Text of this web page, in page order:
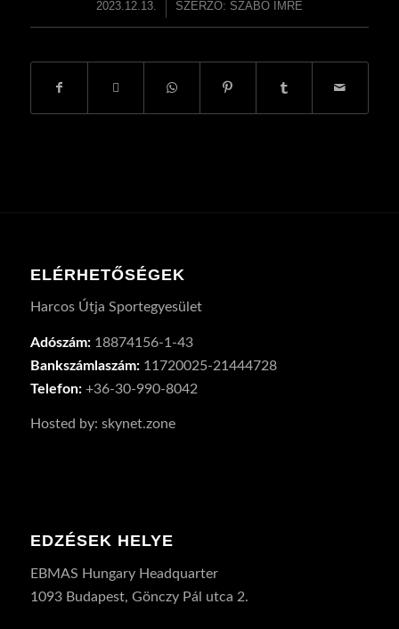
2023.12.13.
/ SZERZŐ: SZABÓ IMRE
ELÉRHETŐSÉGEK
Harcos Útja Sportegyesület
Adószám:18874156-1-43
Bankszámlaszám:11720025-21444728
Telefon:+36-30-990-8042
Hosted by: skynet.zone
EDZÉSEK HELYE
EBMAS Hungary Headquarter
1093 Budapest, Gönczy Pál utca 2.